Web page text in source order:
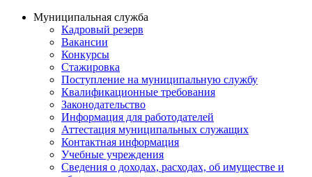
Муниципальная служба
Кадровый резерв
Вакансии
Конкурсы
Стажировка
Поступление на муниципальную службу
Квалификационные требования
Законодательство
Информация для работодателей
Аттестация муниципальных служащих
Контактная информация
Учебные учреждения
Сведения о доходах, расходах, об имуществе и